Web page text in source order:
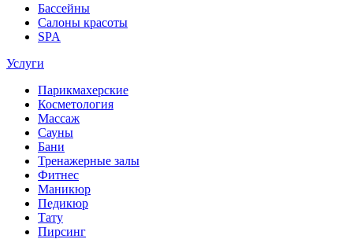
Бассейны
Салоны красоты
SPA
Услуги
Парикмахерские
Косметология
Массаж
Сауны
Бани
Тренажерные залы
Фитнес
Маникюр
Педикюр
Тату
Пирсинг